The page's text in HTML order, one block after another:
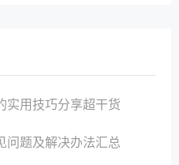
实用技巧分享超干货
问题及解决办法汇总